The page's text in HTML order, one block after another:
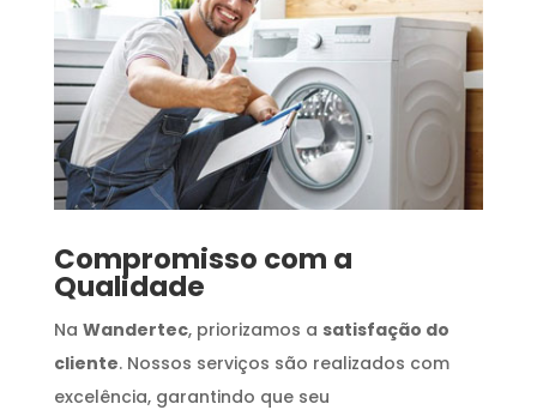
Compromisso com a
Qualidade
Na Wandertec, priorizamos a satisfação do
cliente. Nossos serviços são realizados com
excelência, garantindo que seu